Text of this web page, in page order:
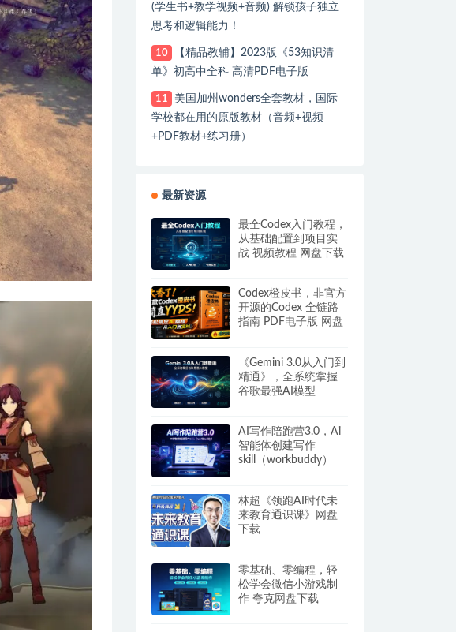
(学生书+教学视频+音频) 解锁孩子独立
思考和逻辑能力！
10
【精品教辅】2023版《53知识清
单》初高中全科 高清PDF电子版
11
美国加州wonders全套教材，国际
学校都在用的原版教材（音频+视频
+PDF教材+练习册）
最新资源
最全Codex入门教程，
从基础配置到项目实
战 视频教程 网盘下载
Codex橙皮书，非官方
开源的Codex 全链路
指南 PDF电子版 网盘
《Gemini 3.0从入门到
精通》，全系统掌握
谷歌最强AI模型
AI写作陪跑营3.0，Ai
智能体创建写作
skill（workbuddy）
林超《领跑AI时代未
来教育通识课》网盘
下载
零基础、零编程，轻
松学会微信小游戏制
作 夸克网盘下载